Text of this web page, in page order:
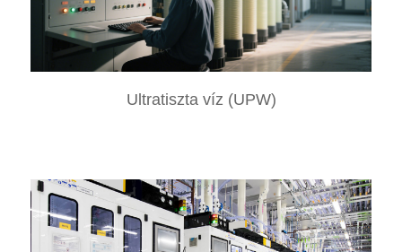
Ultratiszta víz (UPW)